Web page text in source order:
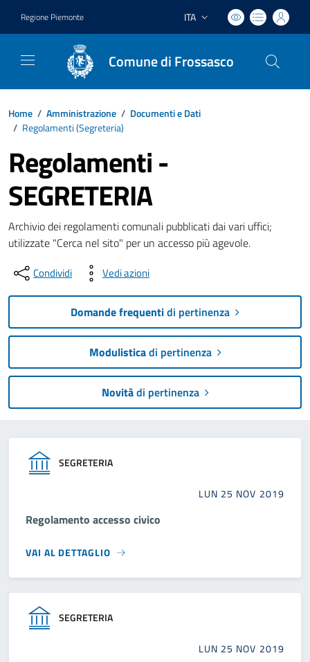
Regione Piemonte Lingua attiva:
ITA
Comune di Frossasco
Home / Amministrazione / Documenti e Dati
/ Regolamenti (Segreteria)
Regolamenti -
SEGRETERIA
Archivio dei regolamenti comunali pubblicati dai vari uffici;
utilizzate "Cerca nel sito" per un accesso più agevole.
Condividi Vedi azioni
Domande frequentidi pertinenza
Modulisticadi pertinenza
Novitàdi pertinenza
SEGRETERIA
LUN 25 NOV 2019
Regolamento accesso civico
VAI AL DETTAGLIO
SEGRETERIA
LUN 25 NOV 2019